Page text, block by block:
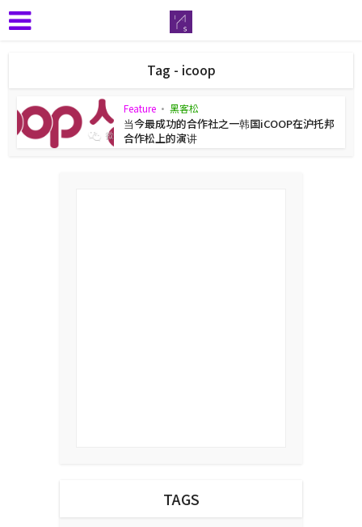
Tag - icoop
Feature • 黑客松
当今最成功的合作社之一韩国iCOOP在沪托邦
合作松上的演讲
TAGS